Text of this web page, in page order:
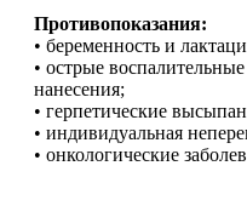
Противопоказания:
• беременность и
• острые
нанесения;
• герпетические
• индивидуальная
• онкологические